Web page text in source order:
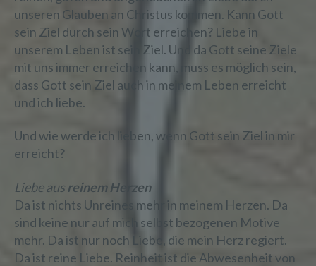
unseren Glauben an Christus kommen. Kann Gott
sein Ziel durch sein Wort erreichen? Liebe in
unserem Leben ist sein Ziel. Und da Gott seine Ziele
mit uns immer erreichen kann, muss es möglich sein,
dass Gott sein Ziel auch in meinem Leben erreicht
und ich liebe.
Und wie werde ich lieben, wenn Gott sein Ziel in mir
erreicht?
Liebe aus reinem Herzen
Da ist nichts Unreines mehr in meinem Herzen. Da
sind keine nur auf mich selbst bezogenen Motive
mehr. Da ist nur noch Liebe, die mein Herz regiert.
Da ist reine Liebe. Reinheit ist die Abwesenheit von